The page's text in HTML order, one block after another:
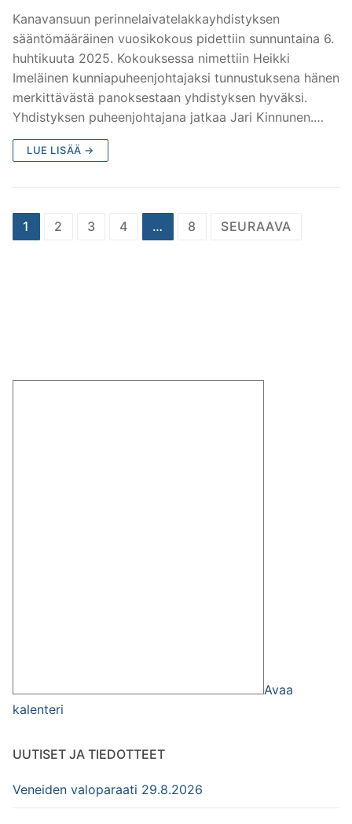
Kanavansuun perinnelaivatelakkayhdistyksen
sääntömääräinen vuosikokous pidettiin sunnuntaina 6.
huhtikuuta 2025. Kokouksessa nimettiin Heikki
Imeläinen kunniapuheenjohtajaksi tunnustuksena hänen
merkittävästä panoksestaan yhdistyksen hyväksi.
Yhdistyksen puheenjohtajana jatkaa Jari Kinnunen.…
LUE LISÄÄ →
1 2 3 4 … 8 SEURAAVA
Avaa
kalenteri
UUTISET JA TIEDOTTEET
Veneiden valoparaati 29.8.2026